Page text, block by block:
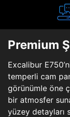
Premium
Excalibur
temperli cam
görünümle öne
bir atmosfer
yüzey detayları